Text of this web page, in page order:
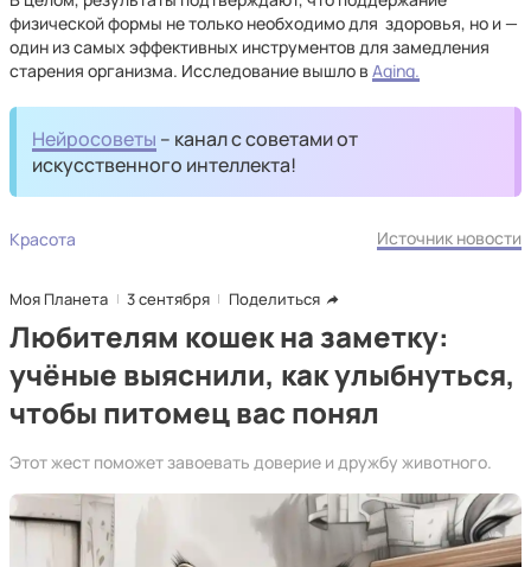
физической формы не только необходимо для здоровья, но и —
один из самых эффективных инструментов для замедления
старения организма. Исследование вышло в Aging.
Нейросоветы – канал с советами от
искусственного интеллекта!
Красота Источник новости
Моя Планета 3 сентября Поделиться
Любителям кошек на заметку:
учёные выяснили, как улыбнуться,
чтобы питомец вас понял
Этот жест поможет завоевать доверие и дружбу животного.